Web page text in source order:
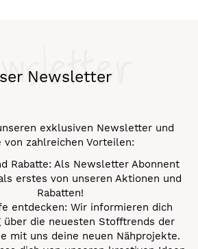
Newsletter
exklusiven Newsletter und
zahlreichen Vorteilen:
Rabatte: Als Newsletter Abonnent
erstes von unseren Aktionen und
Rabatten!
entdecken: Wir informieren dich
über die neuesten Stofftrends der
mit uns deine neuen Nähprojekte.